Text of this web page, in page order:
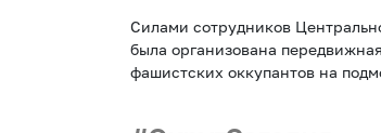
Силами сотрудников
была организована
фашистских оккупантов на